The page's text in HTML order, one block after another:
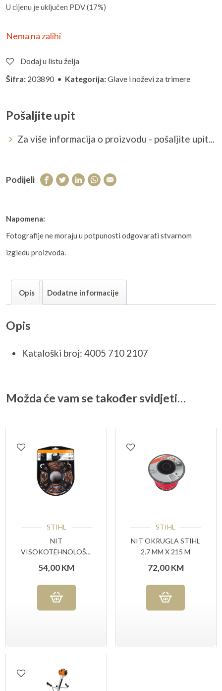
U cijenu je uključen PDV (17%)
Nema na zalihi
Dodaj u listu želja
Šifra: 203890 • Kategorija:Glave i noževi za trimere
Pošaljite upit
Za više informacija o proizvodu - pošaljite upit...
Podijeli
Napomena:
Fotografije ne moraju u potpunosti odgovarati stvarnom
izgledu proizvoda.
Opis Dodatne informacije
Opis
Kataloški broj: 4005 710 2107
Možda će vam se također svidjeti…
STIHL
NIT
VISOKOTEHNOLOŠKA
54,00KM
STIHL
NIT OKRUGLA STIHL
2.7 MM X 215 M
72,00KM